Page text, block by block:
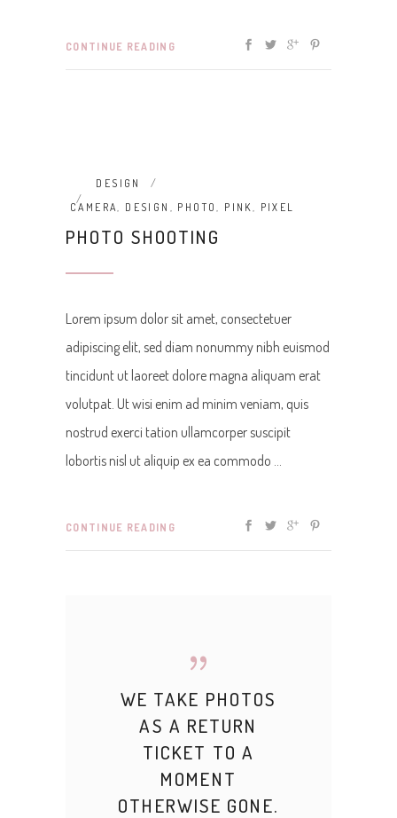
CONTINUE READING
DESIGN
CAMERA
DESIGN PHOTO PINK PIXEL
PHOTO SHOOTING
Lorem ipsum dolor sit amet, consectetuer
adipiscing elit, sed diam nonummy nibh euismod
tincidunt ut laoreet dolore magna aliquam erat
volutpat. Ut wisi enim ad minim veniam, quis
nostrud exerci tation ullamcorper suscipit
lobortis nisl ut aliquip ex ea commodo
CONTINUE READING
WE TAKE PHOTOS
AS A RETURN
TICKET TO A
MOMENT
OTHERWISE GONE.